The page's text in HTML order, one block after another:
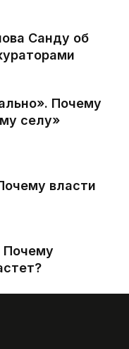
Санду об
Почему
селу»
власти
Почему